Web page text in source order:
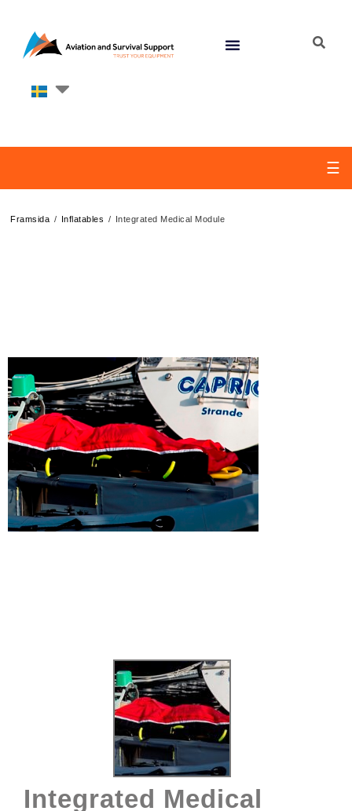
☰
Framsida / Inflatables / Integrated Medical Module
Integrated Medical